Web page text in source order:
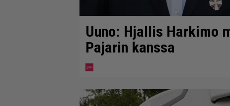
Uuno: Hjallis Harkimo
Pajarin kanssa